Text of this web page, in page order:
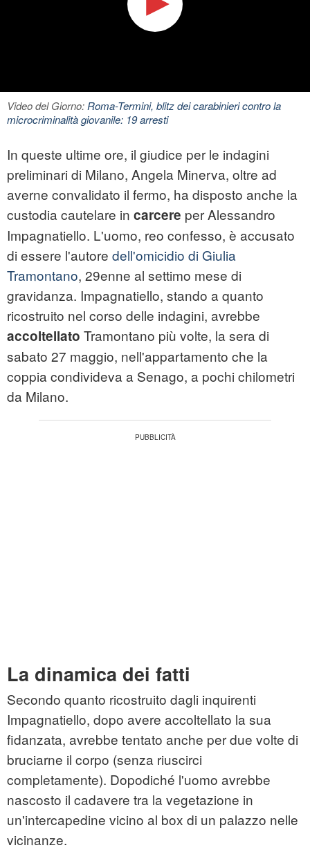
Video del Giorno:Roma-Termini, blitz dei carabinieri contro la
microcriminalità giovanile: 19 arresti
In queste ultime ore, il giudice per le indagini
preliminari di Milano, Angela Minerva, oltre ad
averne convalidato il fermo, ha disposto anche la
custodia cautelare in carcere per Alessandro
Impagnatiello. L'uomo, reo confesso, è accusato
di essere l'autore dell'omicidio di Giulia
Tramontano, 29enne al settimo mese di
gravidanza. Impagnatiello, stando a quanto
ricostruito nel corso delle indagini, avrebbe
accoltellato Tramontano più volte, la sera di
sabato 27 maggio, nell'appartamento che la
coppia condivideva a Senago, a pochi chilometri
da Milano.
La dinamica dei fatti
Secondo quanto ricostruito dagli inquirenti
Impagnatiello, dopo avere accoltellato la sua
fidanzata, avrebbe tentato anche per due volte di
bruciarne il corpo (senza riuscirci
completamente). Dopodiché l'uomo avrebbe
nascosto il cadavere tra la vegetazione in
un'intercapedine vicino al box di un palazzo nelle
vicinanze.